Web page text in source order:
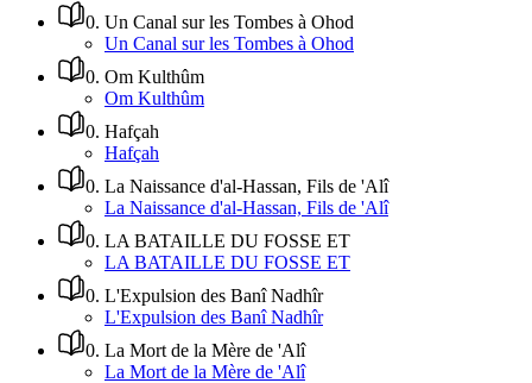
0. Un Canal sur les Tombes à Ohod
Un Canal sur les Tombes à Ohod
0. Om Kulthûm
Om Kulthûm
0. Hafçah
Hafçah
0. La Naissance d'al-Hassan, Fils de 'Alî
La Naissance d'al-Hassan, Fils de 'Alî
0. LA BATAILLE DU FOSSE ET
LA BATAILLE DU FOSSE ET
0. L'Expulsion des Banî Nadhîr
L'Expulsion des Banî Nadhîr
0. La Mort de la Mère de 'Alî
La Mort de la Mère de 'Alî